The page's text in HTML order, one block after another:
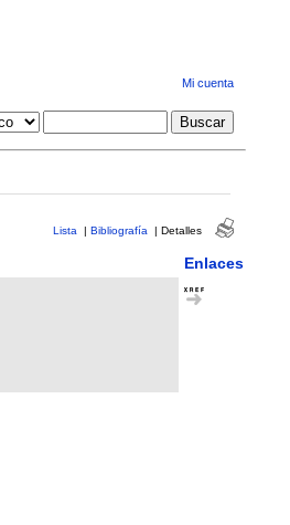
Mi cuenta
Lista | Bibliografía | Detalles
Enlaces